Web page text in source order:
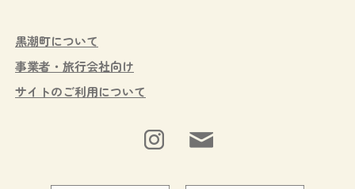
黒潮町について
事業者・旅行会社向け
サイトのご利用について